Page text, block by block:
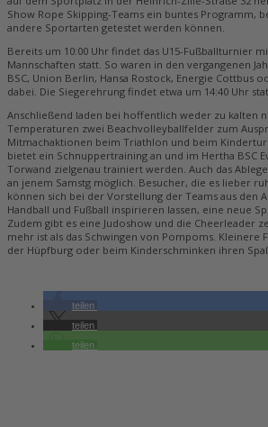
Show Rope Skipping-Teams ein buntes Programm,
andere Sportarten getestet werden können.
Bereits um 10:00 Uhr findet das U15-Fußballturnier
Mannschaften statt. So waren in den vergangenen
BSC, Union Berlin, Hansa Rostock, Energie Cottbus
dabei. Die Siegerehrung findet etwa um 14:40 Uhr
Anschließend laden bei hoffentlich weder zu kalten
Temperaturen zwei Beachvolleyballfelder zum
Mitmachaktionen beim Triathlon und beim
bietet ein Schnuppertraining an und im Hertha BSC
Torwand zielgenau trainiert werden. Auch das
an jenem Samstg möglich. Besucher, die es lieber
können sich bei der Vorstellung der Teams aus den
Handball und Fußball inspirieren lassen, eine neue
Zudem gibt es eine Judoshow und die Cheerleader
mehr ist als das Schwingen von Pompoms. Kleinere
der Hüpfburg oder beim Kinderschminken ihren
teilen
teilen
teilen